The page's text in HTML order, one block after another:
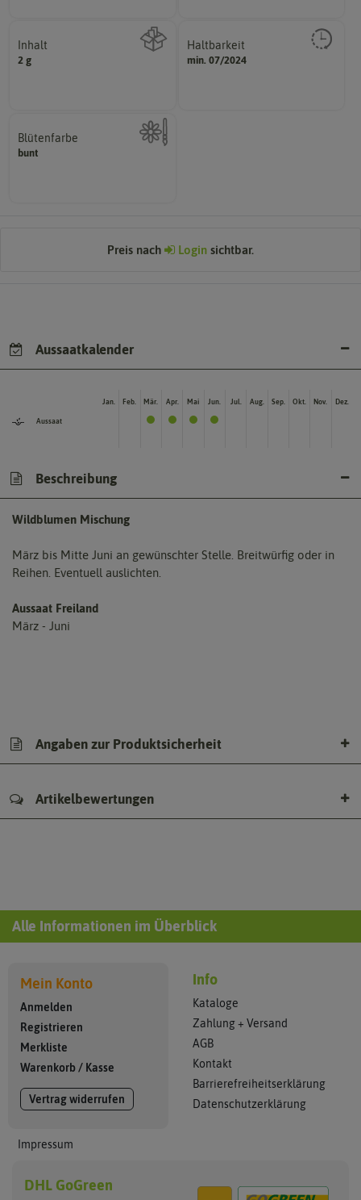
Inhalt
2 g
Haltbarkeit
min. 07/2024
und Pflanzgut sehr gut keimen
sollte.
Blütenfarbe
bunt
Kann auch mehrfarbig sein.
Preis nach Login sichtbar.
Aussaatkalender
Aussaat
Jan. Feb. Mär. Apr. Mai Jun. Jul. Aug. Sep. Okt. Nov. Dez.
Beschreibung
Wildblumen Mischung
März bis Mitte Juni an gewünschter Stelle. Breitwürfig oder in
Reihen. Eventuell auslichten.
Aussaat Freiland
März - Juni
Angaben zur Produktsicherheit
Artikelbewertungen
Alle Informationen im Überblick
Mein Konto
Anmelden
Registrieren
Merkliste
Warenkorb/ Kasse
Vertrag widerrufen
Impressum
Info
Kataloge
Zahlung + Versand
AGB
Kontakt
Barrierefreiheitserklärung
Datenschutzerklärung
DHL GoGreen